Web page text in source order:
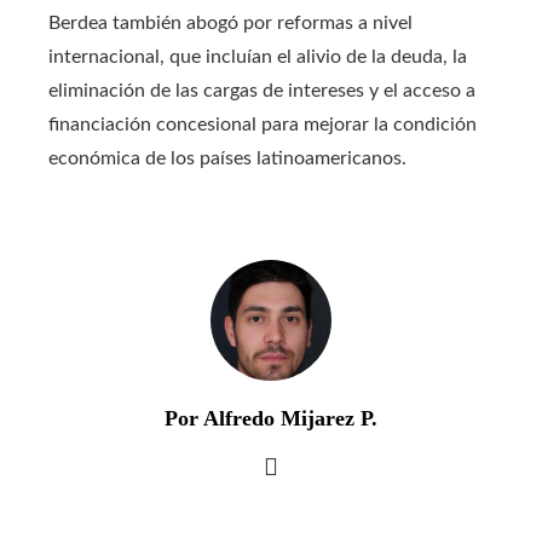
Berdea también abogó por reformas a nivel
internacional, que incluían el alivio de la deuda, la
eliminación de las cargas de intereses y el acceso a
financiación concesional para mejorar la condición
económica de los países latinoamericanos.
Por Alfredo Mijarez P.